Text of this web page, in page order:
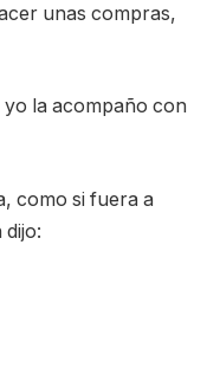
unas compras,
la acompaño con
como si fuera a